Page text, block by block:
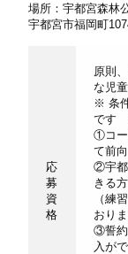
場所：宇都宮森林
宇都宮市福岡町
応
募
資
格
原則、
な児
※ 条
です
①コー
て前
②宇都
きる方
（練
おりま
③誓約
入が